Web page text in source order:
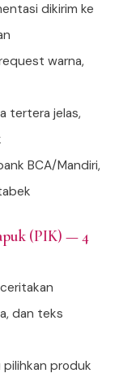
dikirim ke
warna,
tertera jelas,
BCA/Mandiri,
(PIK) — 4
dan teks
produk